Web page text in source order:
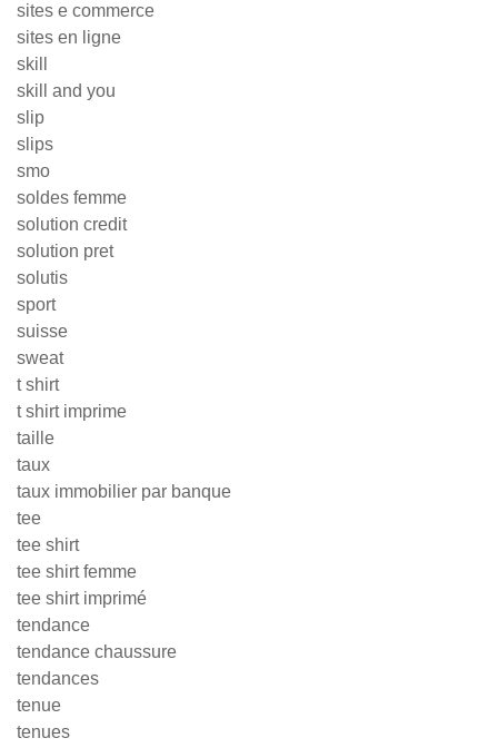
sites e commerce
sites en ligne
skill
skill and you
slip
slips
smo
soldes femme
solution credit
solution pret
solutis
sport
suisse
sweat
t shirt
t shirt imprime
taille
taux
taux immobilier par banque
tee
tee shirt
tee shirt femme
tee shirt imprimé
tendance
tendance chaussure
tendances
tenue
tenues